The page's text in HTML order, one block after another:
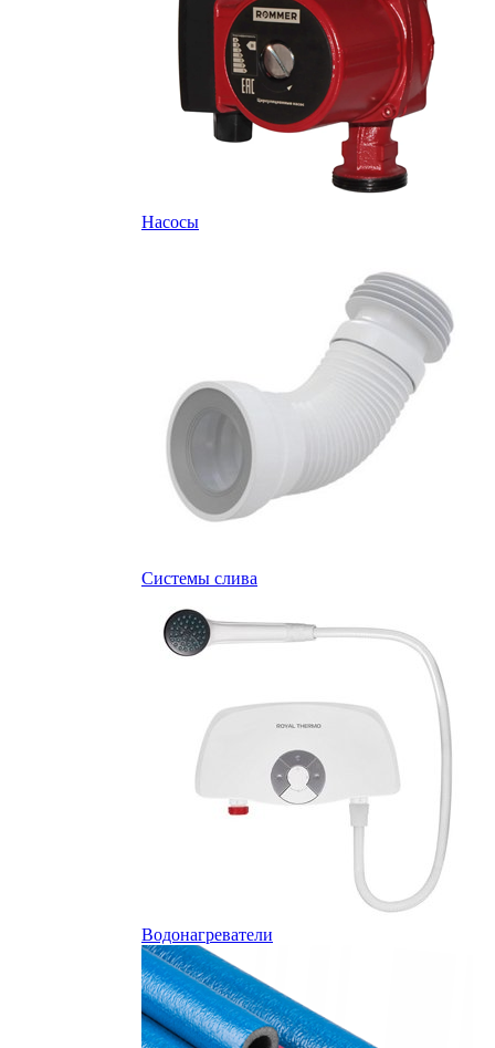
Насосы
Системы слива
Водонагреватели